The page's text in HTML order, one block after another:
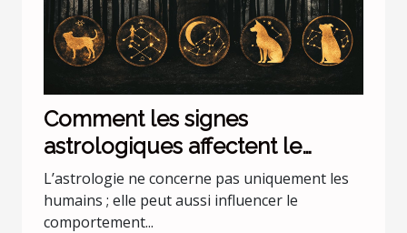
Comment les signes
astrologiques affectent le
comportement de nos animaux
domestiques
L’astrologie ne concerne pas uniquement les
humains ; elle peut aussi influencer le
comportement...